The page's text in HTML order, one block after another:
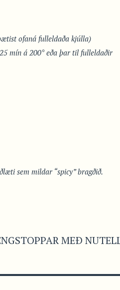
ofaná fulleldaða kjúlla)
mín á 200° eða þar til fulleldaðir
sem mildar “spicy” bragðið.
MEÐ